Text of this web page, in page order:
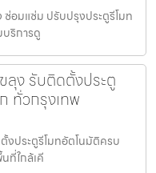
อมแซ่ม ปรับปรุงประตูรีโมท
ริการดู
ลุง รับติดตั้งประตู
ทั่วกรุงเทพ
งประตูรีโมทอัตโนมัติครบ
ที่ใกล้เคี